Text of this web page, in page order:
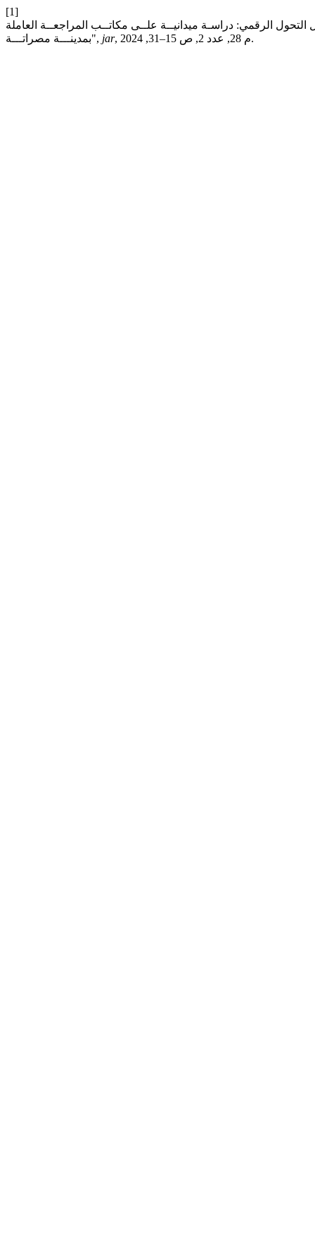
[1]
الرقمي: دراسـة ميدانيــة علــى مكاتــب المراجعــة العاملة
بمدينـــة مصراتـــة", jar , م 28, عدد 2, ص 15–31, 2024.